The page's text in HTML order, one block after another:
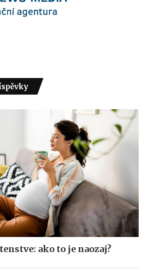
ako to je naozaj?